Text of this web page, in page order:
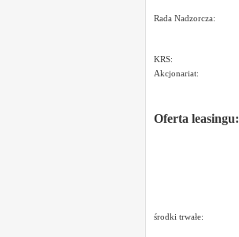
Rada Nadzorcza:
KRS:
Akcjonariat:
Oferta leasingu:
środki trwałe: